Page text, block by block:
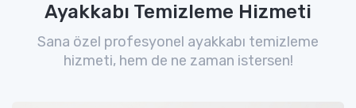
Ayakkabı Temizleme Hizmeti
Sana özel profesyonel ayakkabı temizleme
hizmeti, hem de ne zaman istersen!